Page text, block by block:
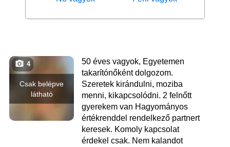
Csak belépve
látható
4
50 éves vagyok, Egyetemen
takarítónőként dolgozom.
Szeretek kirándulni, moziba
menni, kikapcsolódni. 2 felnőtt
gyerekem van Hagyományos
értékrenddel rendelkező partnert
keresek. Komoly kapcsolat
érdekel csak. Nem kalandot